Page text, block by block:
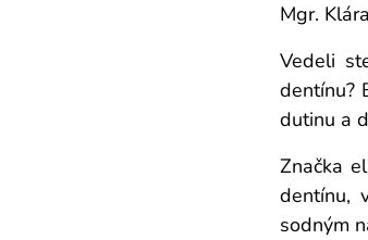
Mgr.
Vedeli
dentínu?
dutinu a
Značka
dentínu,
sodným